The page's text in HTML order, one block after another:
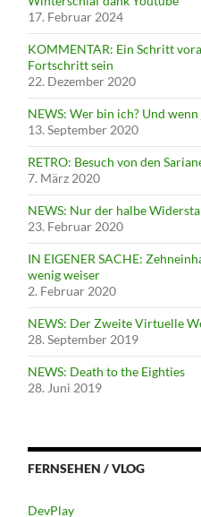
17. Februar 2024
KOMMENTAR: Ein Schritt
Fortschritt sein
22. Dezember 2020
NEWS: Wer bin ich? Und
13. September 2020
RETRO: Besuch von den
7. März 2020
NEWS: Nur der halbe
23. Februar 2020
IN EIGENER SACHE:
wenig weiser
2. Februar 2020
NEWS: Der Zweite Virtuelle
28. September 2019
NEWS: Death to the Eighties
28. Juni 2019
FERNSEHEN / VLOG
DevPlay